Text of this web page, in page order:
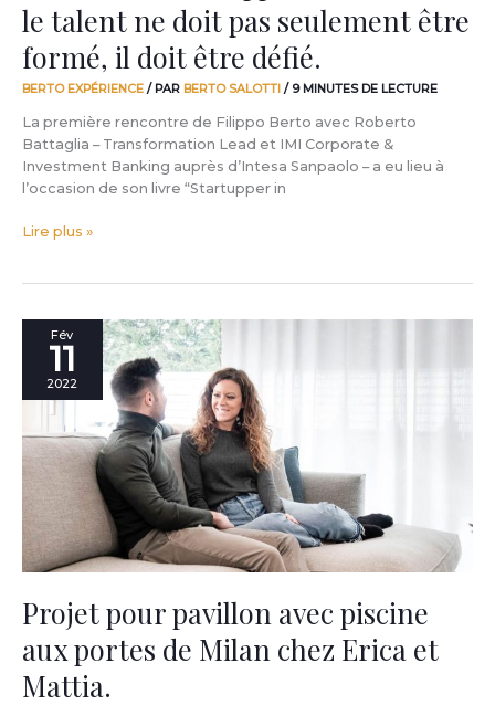
le talent ne doit pas seulement être
formé, il doit être défié.
BERTO EXPÉRIENCE / PAR BERTO SALOTTI / 9 MINUTES DE LECTURE
La première rencontre de Filippo Berto avec Roberto
Battaglia – Transformation Lead et IMI Corporate &
Investment Banking auprès d’Intesa Sanpaolo – a eu lieu à
l’occasion de son livre “Startupper in
formé,
doit
être
Lire plus »
Fév
11
2022
Projet pour pavillon avec piscine
aux portes de Milan chez Erica et
Mattia.
Projet
pour
pavillon
piscine
aux
portes
Erica
et